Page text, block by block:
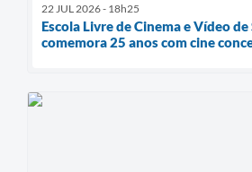
22 JUL 2026 - 18h25
Escola Livre de Cinema e Vídeo
comemora 25 anos com cine